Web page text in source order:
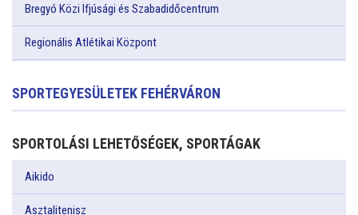
Bregyó Közi Ifjúsági és Szabadidőcentrum
Regionális Atlétikai Központ
SPORTEGYESÜLETEK FEHÉRVÁRON
SPORTOLÁSI LEHETŐSÉGEK, SPORTÁGAK
Aikido
Asztalitenisz